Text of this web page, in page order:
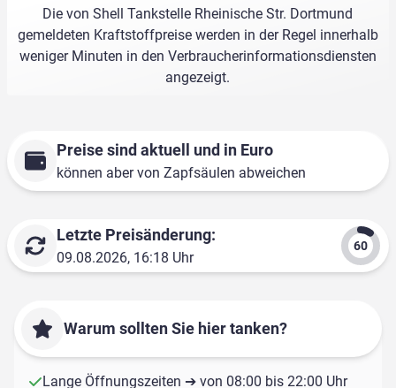
Die von Shell Tankstelle Rheinische Str. Dortmund
gemeldeten Kraftstoffpreise werden in der Regel innerhalb
weniger Minuten in den Verbraucherinformationsdiensten
angezeigt.
Preise sind aktuell und in Euro
können aber von Zapfsäulen abweichen
Letzte Preisänderung:
09.08.2026, 16:18 Uhr
Warum sollten Sie hier tanken?
Lange Öffnungszeiten ➔ von 08:00 bis 22:00 Uhr